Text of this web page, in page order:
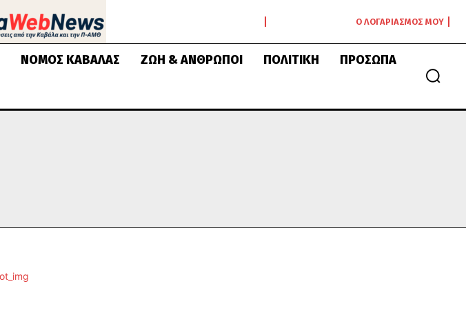
Ο ΛΟΓΑΡΙΑΣΜΌΣ ΜΟΥ
ΝΟΜΌΣ ΚΑΒΆΛΑΣ ΖΩΉ & ΆΝΘΡΩΠΟΙ ΠΟΛΙΤΙΚΉ ΠΡΌΣΩΠΑ